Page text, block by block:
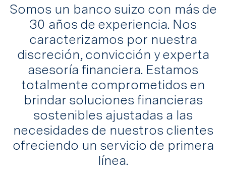
Somos un banco suizo con más de
30 años de experiencia. Nos
caracterizamos por nuestra
discreción, convicción y experta
asesoría financiera. Estamos
totalmente comprometidos en
brindar soluciones financieras
sostenibles ajustadas a las
necesidades de nuestros clientes
ofreciendo un servicio de primera
línea.